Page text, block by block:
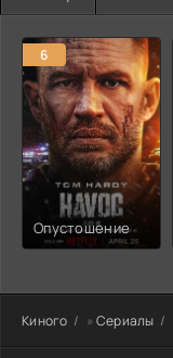
6
Опустошение
Киного » Сериалы